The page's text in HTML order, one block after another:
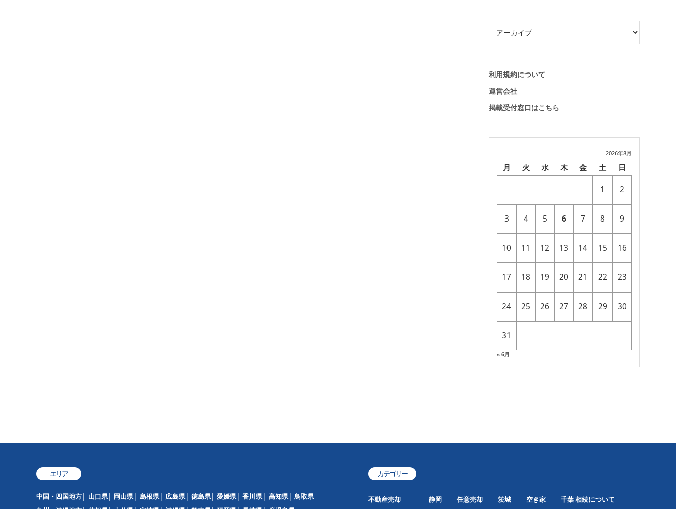
利用規約について
運営会社
掲載受付窓口はこちら
2026年8月
月 火 水 木 金 土 日
1 2
3 4 5 6 7 8 9
10 11 12 13 14 15 16
17 18 19 20 21 22 23
24 25 26 27 28 29 30
31
« 6月
エリア
中国・四国地方 山口県 岡山県 島根県 広島県 徳島県 愛媛県 香川県 高知県
鳥取県
カテゴリー
不動産売却 静岡 任意売却 茨城 空き家 千葉相続について